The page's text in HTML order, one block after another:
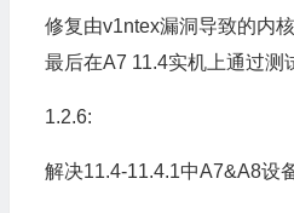
修复由v1ntex漏洞导致的内
最后在A7 11.4实机上通过测
1.2.6:
解决11.4-11.4.1中A7&A8设